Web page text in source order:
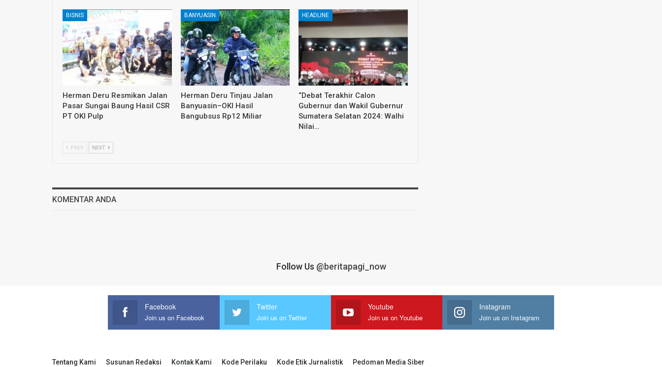
BISNIS
Herman Deru Resmikan Jalan
Pasar Sungai Baung Hasil CSR
PT OKI Pulp
BANYUASIN
Herman Deru Tinjau Jalan
Banyuasin–OKI Hasil
Bangubsus Rp12 Miliar
HEADLINE
“Debat Terakhir Calon
Gubernur dan Wakil Gubernur
Sumatera Selatan 2024: Walhi
Nilai…
PREV NEXT
KOMENTAR ANDA
Follow Us @beritapagi_now
Facebook
Join us on Facebook
Twitter
Join us on Twitter
Youtube
Join us on Youtube
Instagram
Join us on Instagram
Tentang Kami Susunan Redaksi Kontak Kami Kode Perilaku Kode Etik Jurnalistik Pedoman Media Siber